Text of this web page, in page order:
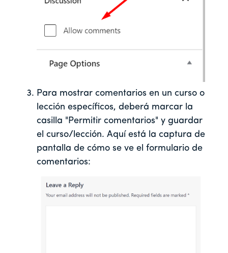
Para mostrar comentarios en un curso o
lección específicos, deberá marcar la
casilla "Permitir comentarios" y guardar
el curso/lección. Aquí está la captura de
pantalla de cómo se ve el formulario de
comentarios: